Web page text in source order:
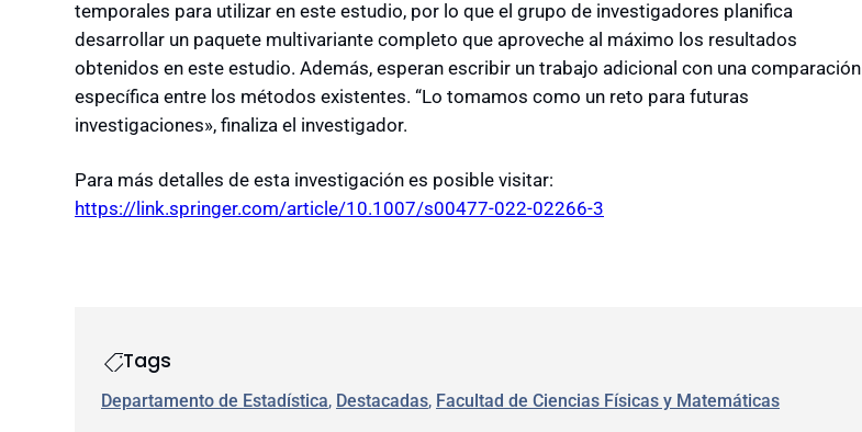
temporales para utilizar en este estudio, por lo que el grupo de investigadores planifica
desarrollar un paquete multivariante completo que aproveche al máximo los resultados
obtenidos en este estudio. Además, esperan escribir un trabajo adicional con una comparación
específica entre los métodos existentes. “Lo tomamos como un reto para futuras
investigaciones», finaliza el investigador.
Para más detalles de esta investigación es posible visitar:
https://link.springer.com/article/10.1007/s00477-022-02266-3
Tags
Departamento de Estadística, Destacadas, Facultad de Ciencias Físicas y Matemáticas